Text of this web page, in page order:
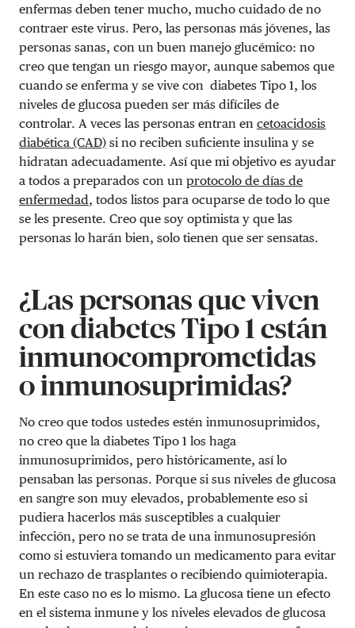
enfermas deben tener mucho, mucho cuidado de no
contraer este virus. Pero, las personas más jóvenes, las
personas sanas, con un buen manejo glucémico: no
creo que tengan un riesgo mayor, aunque sabemos que
cuando se enferma y se vive con diabetes Tipo 1, los
niveles de glucosa pueden ser más difíciles de
controlar. A veces las personas entran en cetoacidosis
diabética (CAD) si no reciben suficiente insulina y se
hidratan adecuadamente. Así que mi objetivo es ayudar
a todos a preparados con un protocolo de días de
enfermedad, todos listos para ocuparse de todo lo que
se les presente. Creo que soy optimista y que las
personas lo harán bien, solo tienen que ser sensatas.
¿Las personas que viven
con diabetes Tipo 1 están
inmunocomprometidas
o inmunosuprimidas?
No creo que todos ustedes estén inmunosuprimidos,
no creo que la diabetes Tipo 1 los haga
inmunosuprimidos, pero históricamente, así lo
pensaban las personas. Porque si sus niveles de glucosa
en sangre son muy elevados, probablemente eso si
pudiera hacerlos más susceptibles a cualquier
infección, pero no se trata de una inmunosupresión
como si estuviera tomando un medicamento para evitar
un rechazo de trasplantes o recibiendo quimioterapia.
En este caso no es lo mismo. La glucosa tiene un efecto
en el sistema inmune y los niveles elevados de glucosa